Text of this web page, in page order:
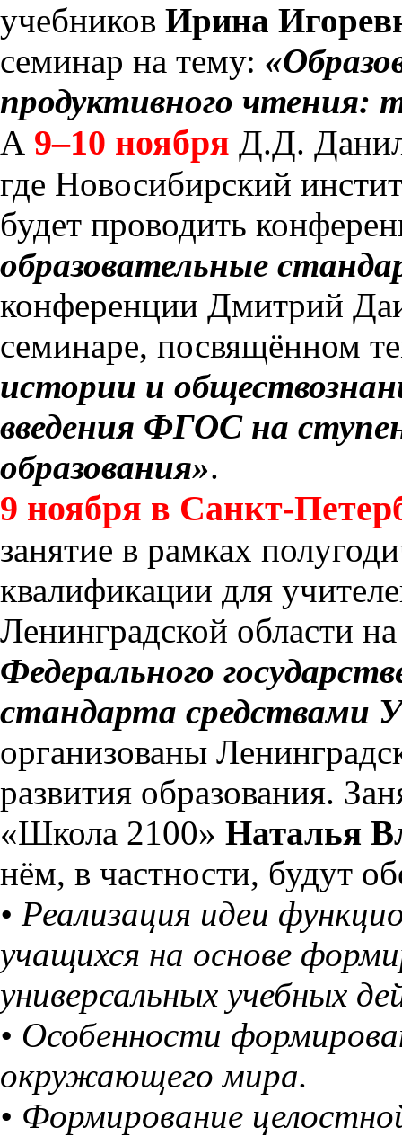
учебников Ирина
семинар на тему:
продуктивного чтения:
А 9–10 ноября Д.Д.
где Новосибирский
будет проводить
образовательные
конференции Дмитрий
семинаре, посвящённом
истории и
введения ФГОС на
образования».
9 ноября в Санкт-
занятие в рамках
квалификации для
Ленинградской области
Федерального
стандарта средствами
организованы
развития образования.
«Школа 2100» Наталья
нём, в частности, будут
• Реализация идеи
учащихся на основе
универсальных учебных
• Особенности
окружающего мира.
• Формирование